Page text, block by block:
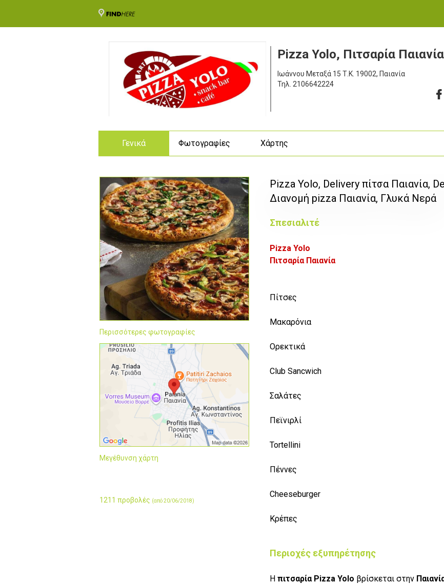
Pizza Yolo, Πιτσαρία Παιανία
Ιωάννου Μεταξά 15 Τ.Κ. 19002, Παιανία
Τηλ. 2106642224
Γενικά Φωτογραφίες Χάρτης
Περισσότερες φωτογραφίες
Μεγέθυνση χάρτη
1211 προβολές (από 20/06/2018)
Pizza Yolo, Delivery πίτσα Παιανία,
Διανομή pizza Παιανία, Γλυκά Νερά
Σπεσιαλιτέ
Pizza Yolo
Πιτσαρία Παιανία
Πίτσες
Μακαρόνια
Ορεκτικά
Club Sancwich
Σαλάτες
Πεϊνιρλί
Tortellini
Πέννες
Cheeseburger
Κρέπες
Περιοχές εξυπηρέτησης
Η πιτσαρία Pizza Yolo βρίσκεται στην